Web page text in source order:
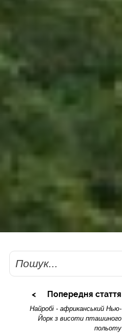
Пошук
Попередня стаття
Найробі - африканський Нью-
Йорк з висоти пташиного
польоту